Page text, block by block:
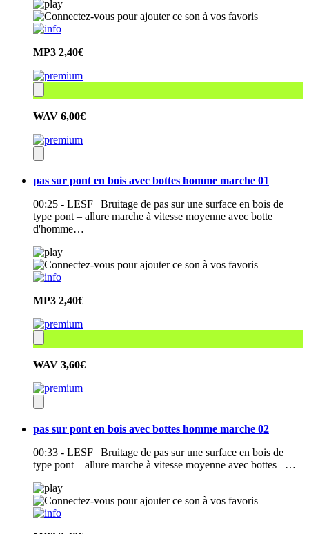
MP3 2,40€
WAV 6,00€
pas sur pont en bois avec bottes homme marche 01
00:25 - LESF | Bruitage de pas sur une surface en bois de
type pont – allure marche à vitesse moyenne avec botte
d'homme…
MP3 2,40€
WAV 3,60€
pas sur pont en bois avec bottes homme marche 02
00:33 - LESF | Bruitage de pas sur une surface en bois de
type pont – allure marche à vitesse moyenne avec bottes –…